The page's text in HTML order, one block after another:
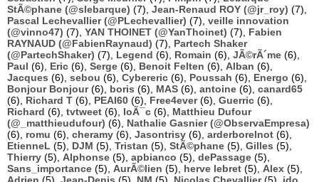
StÃ©phane (@slebarque) (7), Jean-Renaud ROY (@jr_roy) (7),
Pascal Lechevallier (@PLechevallier) (7), veille innovation
(@vinno47) (7), YAN THOINET (@YanThoinet) (7), Fabien
RAYNAUD (@FabienRaynaud) (7), Partech Shaker
(@PartechShaker) (7), Legend (6), Romain (6), JÃ©rÃ´me (6),
Paul (6), Eric (6), Serge (6), Benoit Felten (6), Alban (6),
Jacques (6), sebou (6), Cybereric (6), Poussah (6), Energo (6),
Bonjour Bonjour(6), boris (6), MAS (6), antoine (6), canard65
(6), Richard T (6), PEAI60 (6), Free4ever(6), Guerric (6),
Richard (6), tvtweet (6), loÃ¯c (6), Matthieu Dufour
(@_matthieudufour) (6), Nathalie Gasnier (@ObservaEmpresa)
(6), romu (6), cheramy (6), Jasontrisy (6), arderborelnot (6),
EtienneL (5), DJM (5), Tristan (5), StÃ©phane (5), Gilles (5),
Thierry (5), Alphonse (5), apbianco (5), dePassage (5),
Sans_importance (5), AurÃ©lien (5), herve lebret (5), Alex (5),